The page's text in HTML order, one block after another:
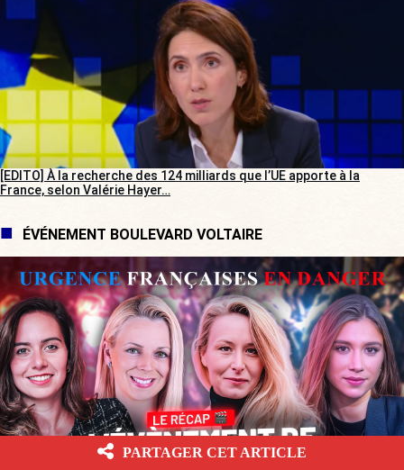
[EDITO] À la recherche des 124 milliards que l’UE apporte à la
France, selon Valérie Hayer…
ÉVÉNEMENT BOULEVARD VOLTAIRE
PARTAGER CET ARTICLE